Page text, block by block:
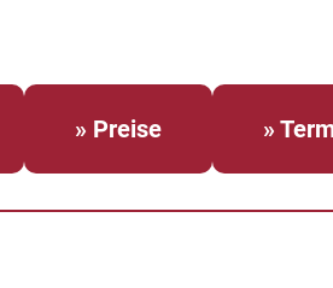
» Preise »